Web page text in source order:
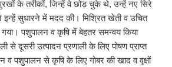
के तरीकों, जिन्हें वे छोड़ चुके थे, उन्हें नए सिरे
इन्हें सुधारने में मदद की। मिश्रित खेती व उचित
पशुपालन व कृषि में बेहतर समन्वय किया
से दूसरी उत्पादन प्रणाली के लिए पोषण प्राप्त
व पशुपालन से कृषि के लिए गोबर की खाद व वृक्षों